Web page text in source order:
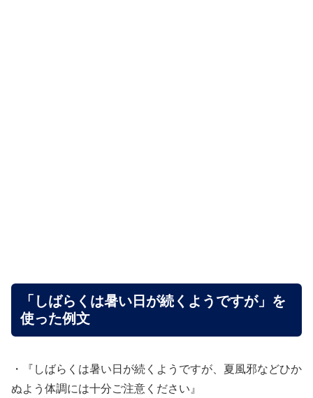
「しばらくは暑い日が続くようですが」を
使った例文
・『しばらくは暑い日が続くようですが、夏風邪などひか
ぬよう体調には十分ご注意ください』